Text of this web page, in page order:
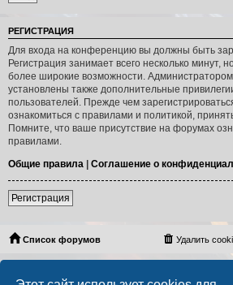
РЕГИСТРАЦИЯ
Для входа на конференцию вы должны быть
Регистрация занимает всего несколько минут,
более широкие возможности.
установлены также дополнительные
пользователей. Прежде чем
ознакомиться с правилами и политикой,
Помните, что ваше присутствие на форумах
правилами.
Общие правила | Соглашение о
Регистрация
Список форумов Удалить
Русская поддержка phpBB